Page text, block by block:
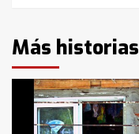
Más historias